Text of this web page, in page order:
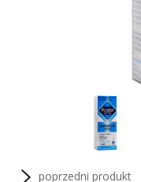
poprzedni produkt